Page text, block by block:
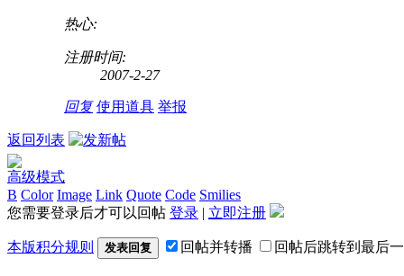
热心:
注册时间:
2007-2-27
回复 使用道具 举报
返回列表
高级模式
B Color Image Link Quote Code Smilies
您需要登录后才可以回帖 登录 | 立即注册
本版积分规则 发表回复 回帖并转播 回帖后跳转到最后